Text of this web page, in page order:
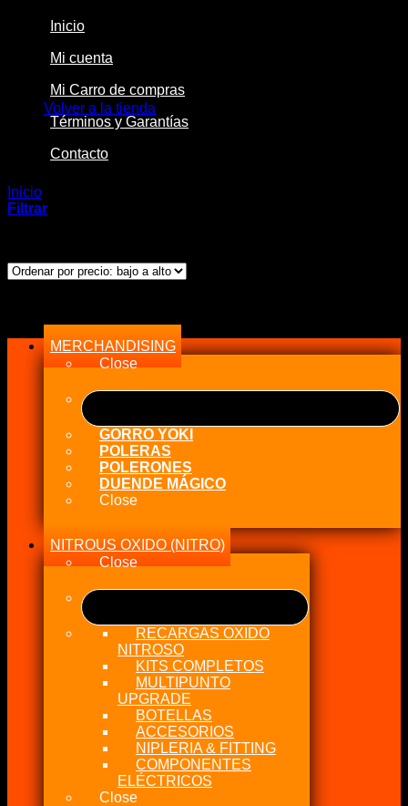
Volver a la tienda
Inicio
Mi cuenta
Mi Carro de compras
Términos y Garantías
Contacto
Inicio
Filtrar
precio:
MERCHANDISING
Close
GORRO YOKI
POLERAS
POLERONES
DUENDE MÁGICO
Close
NITROUS OXIDO (NITRO)
Close
RECARGAS OXIDO
NITROSO
KITS COMPLETOS
MULTIPUNTO
UPGRADE
BOTELLAS
ACCESORIOS
NIPLERIA & FITTING
COMPONENTES
ELÉCTRICOS
Close